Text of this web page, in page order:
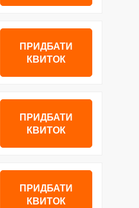
ПРИДБАТИ
КВИТОК
ПРИДБАТИ
КВИТОК
ПРИДБАТИ
КВИТОК